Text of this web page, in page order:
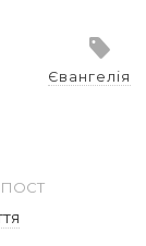
Євангелія